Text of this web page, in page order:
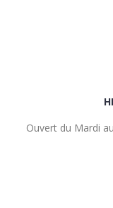
Ouvert du Mardi